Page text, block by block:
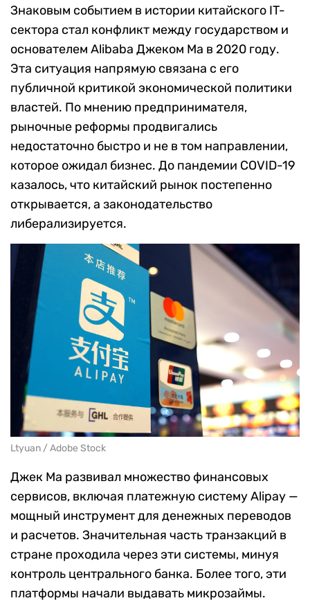
Знаковым событием в истории китайского IT-
сектора стал конфликт между государством и
основателем Alibaba Джеком Ма в 2020 году.
Эта ситуация напрямую связана с его
публичной критикой экономической политики
властей. По мнению предпринимателя,
рыночные реформы продвигались
недостаточно быстро и не в том направлении,
которое ожидал бизнес. До пандемии COVID-19
казалось, что китайский рынок постепенно
открывается, а законодательство
либерализируется.
Ltyuan / Adobe Stock
Джек Ма развивал множество финансовых
сервисов, включая платежную систему Alipay —
мощный инструмент для денежных переводов
и расчетов. Значительная часть транзакций в
стране проходила через эти системы, минуя
контроль центрального банка. Более того, эти
платформы начали выдавать микрозаймы.